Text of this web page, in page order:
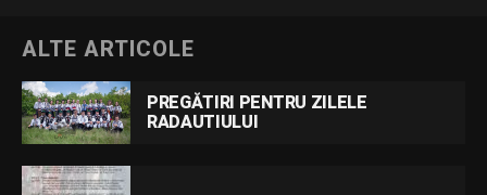
ALTE ARTICOLE
PREGĂTIRI PENTRU ZILELE
RADAUTIULUI